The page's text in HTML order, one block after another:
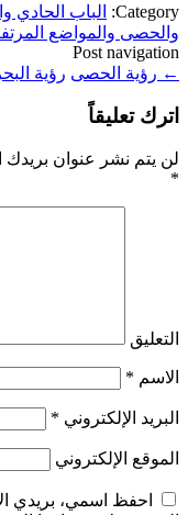
Category:
الباب الحادي
والحصى والمواضع
Post navigation
← رؤية الحصى رؤية
اترك تعليقاً
لن يتم نشر عنوان بريدك
*
التعليق
الاسم *
البريد الإلكتروني *
الموقع الإلكتروني
احفظ اسمي، بريدي